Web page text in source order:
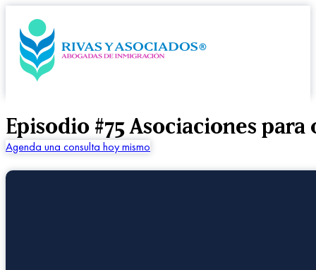
Episodio #75 Asociaciones
Agenda una consulta hoy mismo